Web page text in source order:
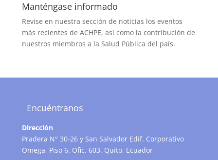
Manténgase informado
Revise en nuestra sección de noticias los eventos
más recientes de ACHPE, así como la contribución de
nuestros miembros a la Salud Pública del país.
Encuéntranos
Dirección
Pradera N° 30-26 y San Salvador Edif. Corporativo
Omega, Piso 6. Ofic. 603. Quito, Ecuador